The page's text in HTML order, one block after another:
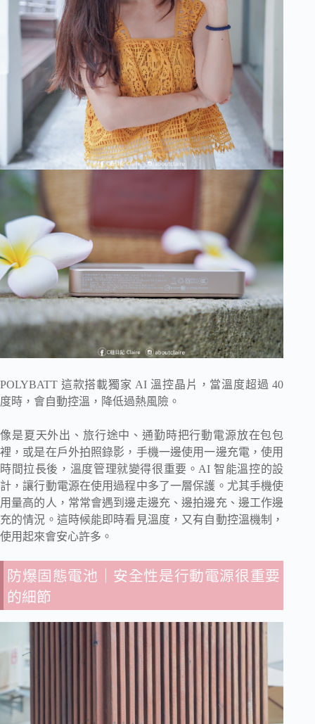
POLYBATT 這款搭載獨家 AI 溫控晶片，當溫度超過 40
度時，會自動控溫，降低過熱風險。
像是夏天外出、旅行途中、通勤時把行動電源放在包包
裡，或是在戶外拍照錄影，手機一邊使用一邊充電，使用
時間拉長後，溫度管理就變得很重要。AI 智能溫控的設
計，讓行動電源在使用過程中多了一層保護。尤其手機使
用量高的人，常常會遇到邊走邊充、邊拍邊充、邊工作邊
充的情況。這時候能即時看見溫度，又有自動控溫機制，
使用起來會安心許多。
防爆固態電池｜安全性是行動電源很重要
的細節